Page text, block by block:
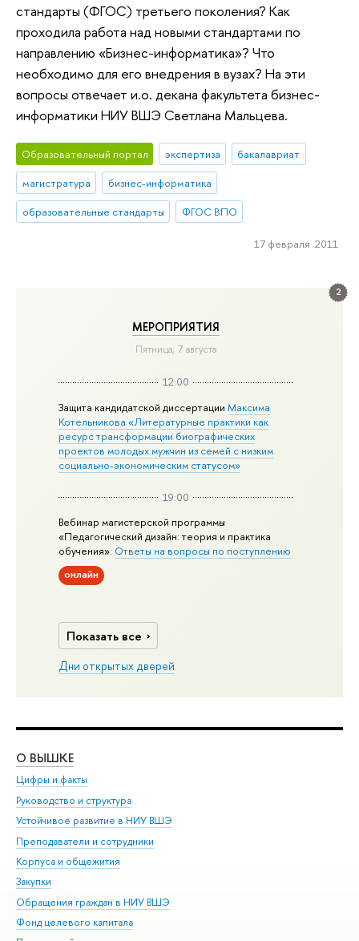
2
МЕРОПРИЯТИЯ
Пятница, 7 августа
12:00
Защита кандидатской диссертацииМаксима
Котельникова «Литературные практики как
ресурс трансформации биографических
проектов молодых мужчин из семей с низким
социально-экономическим статусом»
19:00
Вебинар магистерской программы
«Педагогический дизайн: теория и практика
обучения»: Ответы на вопросы по поступлению
онлайн
Показать все
Дни открытых дверей
стандарты (ФГОС) третьего поколения? Как
проходила работа над новыми стандартами по
направлению «Бизнес-информатика»? Что
необходимо для его внедрения в вузах? На эти
вопросы отвечает и.о. декана факультета бизнес-
информатики НИУ ВШЭ Светлана Мальцева.
Образовательный портал экспертиза
бакалавриат
магистратура
бизнес-информатика
образовательные стандарты
ФГОС ВПО
17 февраля 2011
О ВЫШКЕ
Цифры и факты
Руководство и структура
Устойчивое развитие в НИУ ВШЭ
Преподаватели и сотрудники
Корпуса и общежития
Закупки
Обращения граждан в НИУ ВШЭ
Фонд целевого капитала